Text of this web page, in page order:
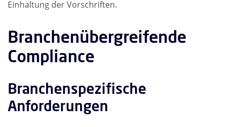
Einhaltung der Vorschriften.
Branchenübergreifende
Compliance
Branchenspezifische
Anforderungen